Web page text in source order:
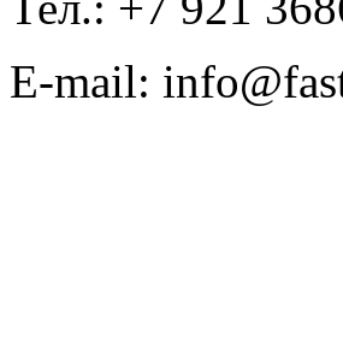
E-mail: